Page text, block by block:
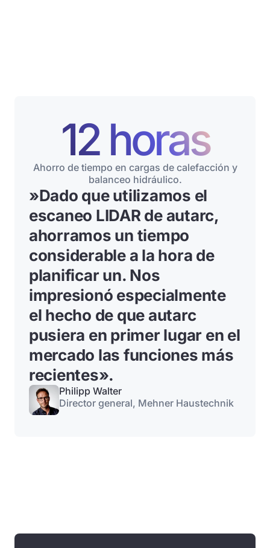
12 horas
Ahorro de tiempo en cargas de calefacción y
balanceo hidráulico.
»Dado que utilizamos el
escaneo LIDAR de autarc,
ahorramos un tiempo
considerable a la hora de
planificar un. Nos
impresionó especialmente
el hecho de que autarc
pusiera en primer lugar en el
mercado las funciones más
recientes».
Philipp Walter
Director general, Mehner Haustechnik